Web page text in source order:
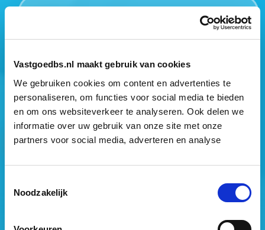
Vastgoedbs.nl maakt gebruik van cookies
We gebruiken cookies om content en advertenties te
personaliseren, om functies voor social media te bieden
en om ons websiteverkeer te analyseren. Ook delen we
informatie over uw gebruik van onze site met onze
partners voor social media, adverteren en analyse
Noodzakelijk
Mogen wij jouw gegevens opslaan?
Ja, ik geef toestemming om mijn gegevens op te slaan
en mij te informeren over het laatste vastgoednieuws.
Vastgoed Business School